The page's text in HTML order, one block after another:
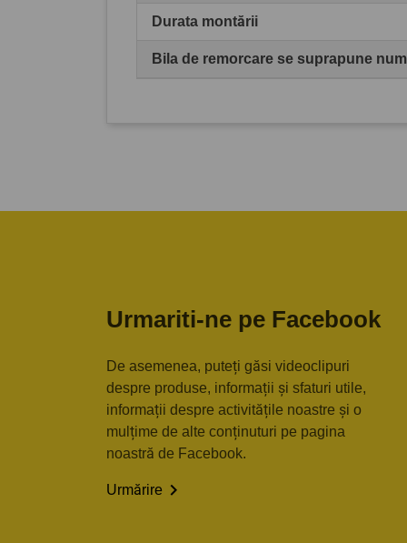
Durata montării
Bila de remorcare se suprapune
Urmariti-ne pe Facebook
De asemenea, puteți găsi videoclipuri
despre produse, informații și sfaturi utile,
informații despre activitățile noastre și o
mulțime de alte conținuturi pe pagina
noastră de Facebook.
Urmărire 